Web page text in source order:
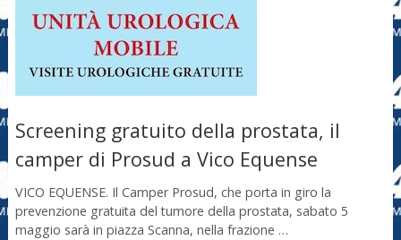
Screening gratuito della prostata, il
camper di Prosud a Vico Equense
VICO EQUENSE. Il Camper Prosud, che porta in giro la
prevenzione gratuita del tumore della prostata, sabato 5
maggio sarà in piazza Scanna, nella frazione …